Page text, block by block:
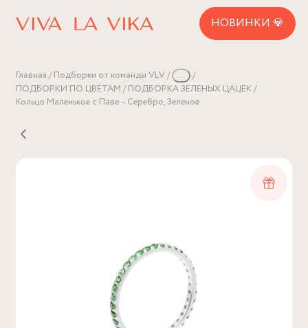
НОВИНКИ 💎
Главная Подборки от команды VLV
...
ПОДБОРКИ ПО ЦВЕТАМ
ПОДБОРКА ЗЕЛЕНЫХ ЦАЦЕК
Кольцо Маленькое с Паве – Серебро, Зеленое